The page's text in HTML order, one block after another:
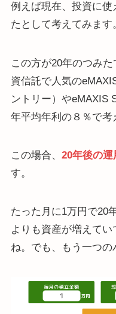
例えば現在、投資に
たとして考えてみます
この方が20年のつみ
資信託で人気の
ントリー）やeMAXIS
年平均年利の８％で考
この場合、 20年後の運
す。
たった月に1万円で20
よりも資産が増えて
ね。でも、もう一つの